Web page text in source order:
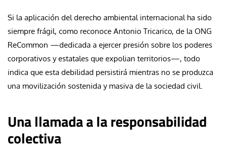
Si la aplicación del derecho ambiental internacional ha sido
siempre frágil, como reconoce Antonio Tricarico, de la ONG
ReCommon —dedicada a ejercer presión sobre los poderes
corporativos y estatales que expolian territorios—, todo
indica que esta debilidad persistirá mientras no se produzca
una movilización sostenida y masiva de la sociedad civil.
Una llamada a la responsabilidad
colectiva